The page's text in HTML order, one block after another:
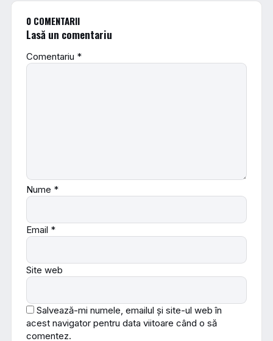
0 COMENTARII
Lasă un comentariu
Comentariu *
Nume *
Email *
Site web
Salvează-mi numele, emailul și site-ul web în
acest navigator pentru data viitoare când o să
comentez.